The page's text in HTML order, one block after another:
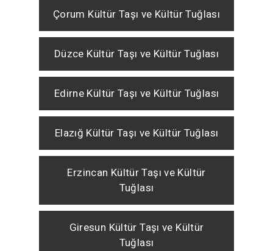
Çorum Kültür Taşı ve Kültür Tuğlası
Düzce Kültür Taşı ve Kültür Tuğlası
Edirne Kültür Taşı ve Kültür Tuğlası
Elazığ Kültür Taşı ve Kültür Tuğlası
Erzincan Kültür Taşı ve Kültür
Tuğlası
Giresun Kültür Taşı ve Kültür
Tuğlası